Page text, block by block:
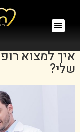
איך למצוא
שלי?